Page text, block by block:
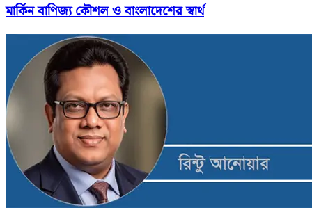
মার্কিন বাণিজ্য কৌশল ও বাংলাদেশের স্বার্থ